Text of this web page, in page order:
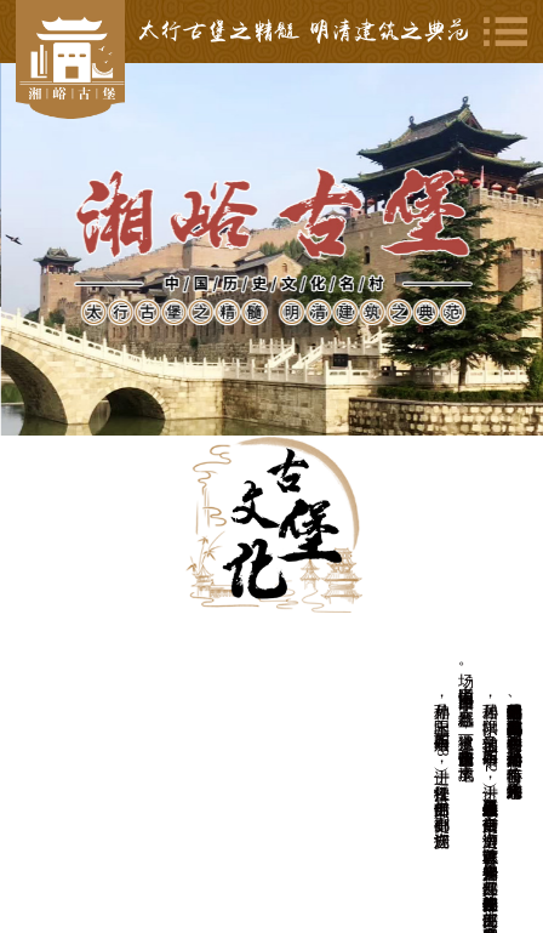
太行古堡之精髓 明清建筑之典范
湘峪古堡是明代后期户部尚书孙居相、都察院右副都御史孙鼎相兄弟的故居。在《明史》中有孙居相传，孙鼎相附于孙居相传后，有一简略小传。光绪《沁水县志》二人均有传。
孙居相，
字拱阳，
又字伯辅，
明万历二十年（1
5
9
2
）进士，
任恩县（今山东平原县恩城镇）知县。
后任南京御史、
巡漕御史，
以直言敢谏著称。
天启初年升光禄少卿、
兵部左侍郎，
崇祯初年改任户部左侍郎、
吏部左侍郎，
后晋升户部尚书，
总督仓
场。因通信中说“
国事日非，
邪氛益恶”
，
被逮下狱，
谪戍潞州（今山西长治市），
卒于戍地。
孙鼎相，字玉阳，明万历二十六年（1598）进士，任松江推官。
后任吏部郎中、副都御史、湖广巡抚。